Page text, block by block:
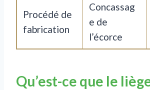
Procédé de
fabrication
Concassag
e de
l’écorce
Qu’est-ce que le